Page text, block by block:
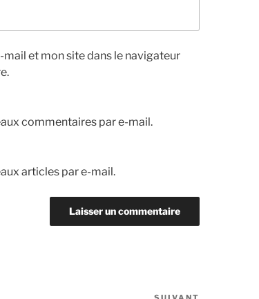
et mon site dans le navigateur
commentaires par e-mail.
articles par e-mail.